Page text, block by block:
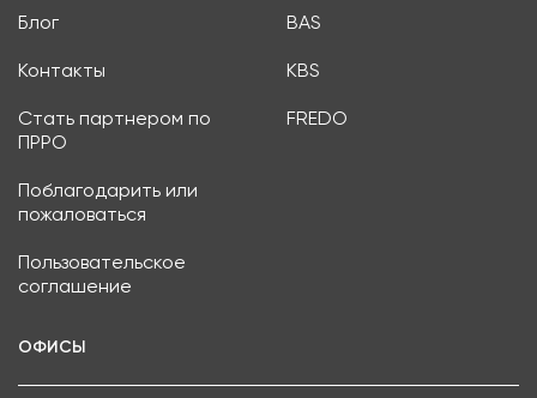
Блог
Контакты
Стать партнером по
ПРРО
Поблагодарить или
пожаловаться
Пользовательское
соглашение
BAS
KBS
FREDO
ОФИСЫ